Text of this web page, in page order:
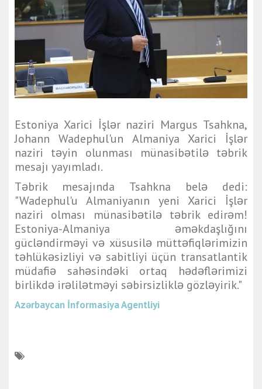
Estoniya Xarici İşlər naziri Margus Tsahkna,
Johann Wadephul'un Almaniya Xarici İşlər
naziri təyin olunması münasibətilə təbrik
mesajı yayımladı.
Təbrik mesajında Tsahkna belə dedi:
"Wadephul'u Almaniyanın yeni Xarici İşlər
naziri olması münasibətilə təbrik edirəm!
Estoniya-Almaniya əməkdaşlığını
gücləndirməyi və xüsusilə müttəfiqlərimizin
təhlükəsizliyi və sabitliyi üçün transatlantik
müdafiə sahəsindəki ortaq hədəflərimizi
birlikdə irəlilətməyi səbirsizliklə gözləyirik."
Azərbaycan İnformasiya Agentliyi